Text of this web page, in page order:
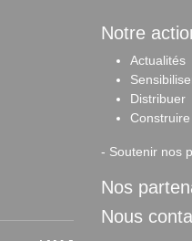
Notre
Actualités
Distribuer
Construire
- Soutenir nos
Nos
Nous